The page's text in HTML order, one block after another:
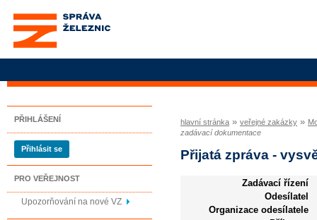
Správa železnic, státní
organizace
PŘIHLÁŠENÍ
Přihlásit se
PRO VEŘEJNOST
Upozorňování na nové VZ
hlavní stránka » veřejné zakázky »
zadávací dokumentace
Přijatá zpráva -
Zadávací řízení
Odesílatel
Organizace odesílatele